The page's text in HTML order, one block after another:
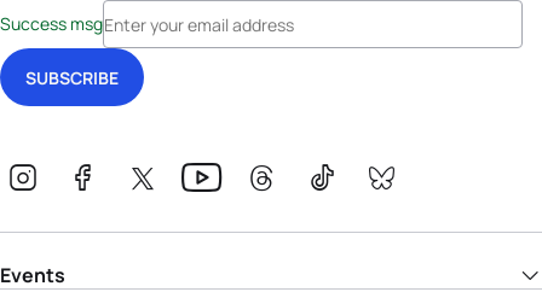
Success msg
Events